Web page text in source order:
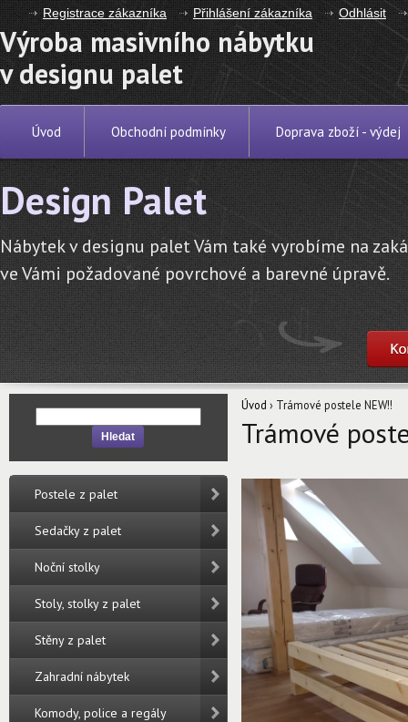
Registrace zákazníka Přihlášení zákazníka Odhlásit
Výroba masivního nábytku
v designu palet
Úvod Obchodní podmínky Doprava zboží - výdej
Design Palet
Nábytek v designu palet Vám také vyrobíme na
ve Vámi požadované povrchové a barevné úpravě.
Úvod › Trámové postele NEW!!
Trámové
Hledat
Postele z palet
Sedačky z palet
Noční stolky
Stoly, stolky z palet
Stěny z palet
Zahradní nábytek
Komody, police a regály